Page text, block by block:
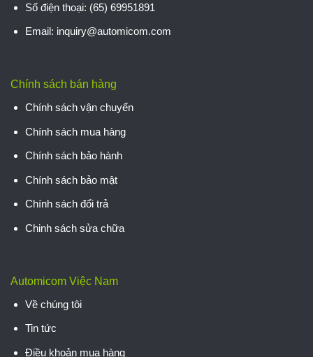
Số điện thoại: (65) 69951891
Email: inquiry@automicom.com
Chính sách bán hàng
Chính sách vận chuyển
Chính sách mua hàng
Chính sách bảo hành
Chính sách bảo mật
Chính sách đổi trả
Chinh sách sửa chữa
Automicom Việc Nam
Về chúng tôi
Tin tức
Điều khoản mua hàng